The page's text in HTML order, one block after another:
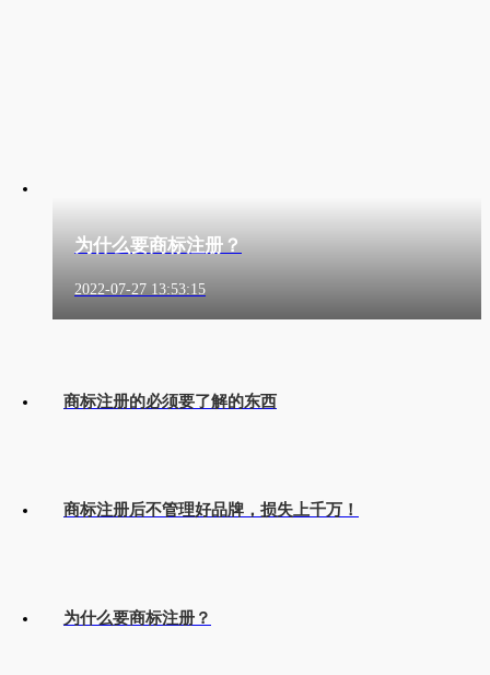
为什么要商标注册？
2022-07-27 13:53:15
商标注册的必须要了解的东西
商标注册后不管理好品牌，损失上千万！
为什么要商标注册？